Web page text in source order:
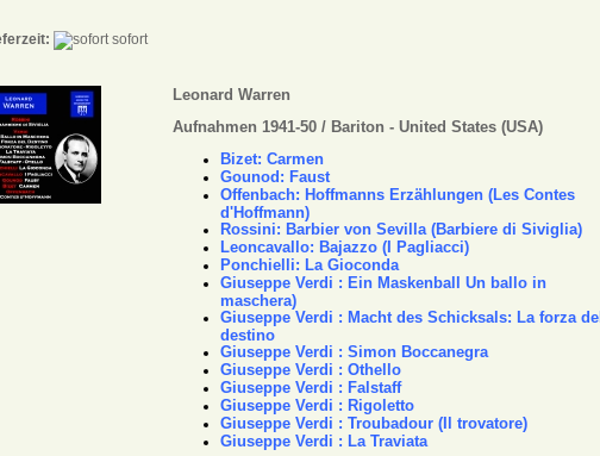
sofort
Leonard Warren
Aufnahmen 1941-50 / Bariton - United States (USA)
Bizet: Carmen
Gounod: Faust
Offenbach: Hoffmanns Erzählungen (Les Contes
d'Hoffmann)
Rossini: Barbier von Sevilla (Barbiere di Siviglia)
Leoncavallo: Bajazzo (I Pagliacci)
Ponchielli: La Gioconda
Giuseppe Verdi : Ein Maskenball Un ballo in
maschera)
Giuseppe Verdi : Macht des Schicksals: La forza del
destino
Giuseppe Verdi : Simon Boccanegra
Giuseppe Verdi : Othello
Giuseppe Verdi : Falstaff
Giuseppe Verdi : Rigoletto
Giuseppe Verdi : Troubadour (Il trovatore)
Giuseppe Verdi : La Traviata